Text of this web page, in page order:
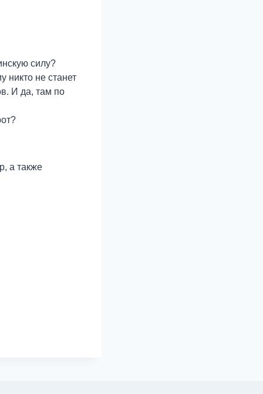
силу?
никто не станет
И да, там по
а также